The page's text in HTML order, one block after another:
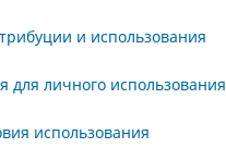
и использования
для личного использования
использования